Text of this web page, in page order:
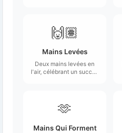
🙌🏽
Mains Levées
Deux mains levées en
l'air, célébrant un succès
🫶
Mains Qui Forment